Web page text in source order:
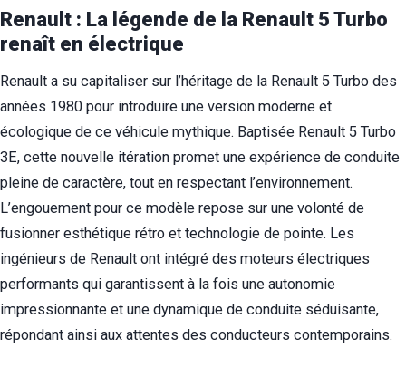
Renault : La légende de la Renault 5 Turbo
renaît en électrique
Renault a su capitaliser sur l’héritage de la Renault 5 Turbo des
années 1980 pour introduire une version moderne et
écologique de ce véhicule mythique. Baptisée Renault 5 Turbo
3E, cette nouvelle itération promet une expérience de conduite
pleine de caractère, tout en respectant l’environnement.
L’engouement pour ce modèle repose sur une volonté de
fusionner esthétique rétro et technologie de pointe. Les
ingénieurs de Renault ont intégré des moteurs électriques
performants qui garantissent à la fois une autonomie
impressionnante et une dynamique de conduite séduisante,
répondant ainsi aux attentes des conducteurs contemporains.